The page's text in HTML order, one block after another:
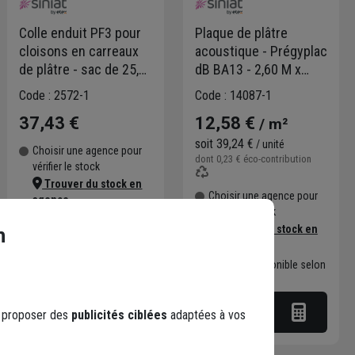
Colle enduit PF3 pour
cloisons en carreaux
de plâtre - sac de 25,0
KG
Code : 2572-1
37,43 €
Choisir une agence pour
vérifier le stock
Trouver du stock en
agence
Plaque de plâtre
acoustique - Prégyplac
dB BA13 - 2,60 M x
1,20 M - ép. 13,0 MM
Code : 14087-1
12,58 € / m²
soit 39,24 € / unité
dont 0,23 € éco-contribution
Choisir une agence pour
vérifier le stock
Trouver du stock en
Livraison disponible selon
des publicités ciblées adaptées à vos